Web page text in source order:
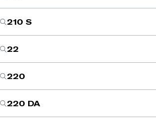
210 S
22
220
220 DA